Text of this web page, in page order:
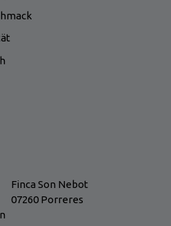
Finca Son Nebot
07260 Porreres